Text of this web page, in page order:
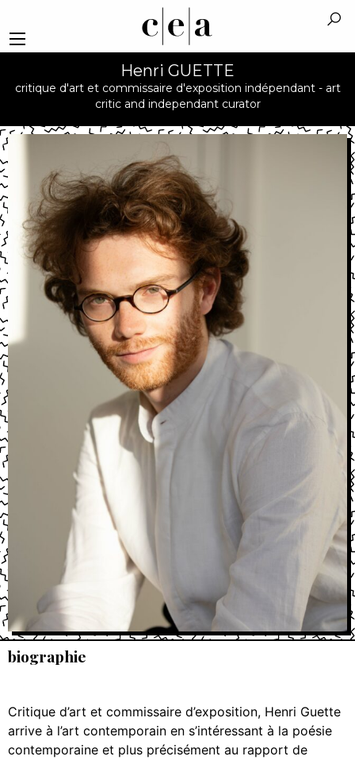
Henri GUETTE
critique d'art et commissaire d'exposition indépendant - art
critic and independant curator
biographie
Critique d’art et commissaire d’exposition, Henri Guette
arrive à l’art contemporain en s’intéressant à la poésie
contemporaine et plus précisément au rapport de